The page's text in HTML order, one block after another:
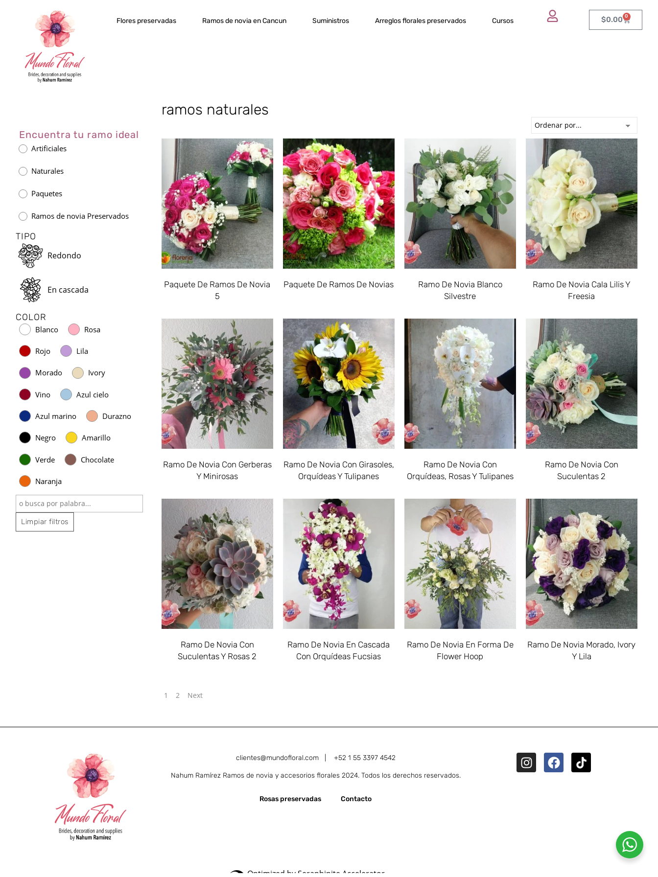
Flores preservadas Ramos de novia en Cancun Suministros Arreglos florales preservados Cursos $0.00 0
Encuentra tu ramo ideal
Artificiales
Naturales
Paquetes
Ramos de novia Preservados
TIPO
Redondo
En cascada
COLOR
Blanco Rosa
Rojo Lila
Morado Ivory
Vino Azul cielo
Azul marino Durazno
Negro Amarillo
Verde Chocolate
Naranja
Limpiar filtros
ramos naturales
Paquete De Ramos De Novia
5
Paquete De Ramos De Novias
Ramo De Novia Blanco
Silvestre
Ramo De Novia Cala Lilis Y
Freesia
Ramo De Novia Con Gerberas
Y Minirosas
Ramo De Novia Con Girasoles,
Orquídeas Y Tulipanes
Ramo De Novia Con
Orquídeas, Rosas Y Tulipanes
Ramo De Novia Con
Suculentas 2
Ramo De Novia Con
Suculentas Y Rosas 2
Ramo De Novia En Cascada
Con Orquídeas Fucsias
Ramo De Novia En Forma De
Flower Hoop
Ramo De Novia Morado, Ivory
Y Lila
1 2 Next
clientes@mundofloral.com | +52 1 55 3397 4542
Nahum Ramírez Ramos de novia y accesorios florales 2024. Todos los derechos reservados.
Rosas preservadas Contacto
Optimized by Seraphinite Accelerator